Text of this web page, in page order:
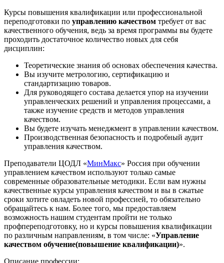
Курсы повышения квалификации или профессиональной
переподготовки по управлению качеством требует от вас
качественного обучения, ведь за время программы вы будете
проходить достаточное количество новых для себя
дисциплин:
Теоретические знания об основах обеспечения качества.
Вы изучите метрологию, сертификацию и
стандартизацию товаров.
Для руководящего состава делается упор на изучении
управленческих решений и управления процессами, а
также изучение средств и методов управления
качеством.
Вы будете изучать менеджмент в управлении качеством.
Производственная безопасность и подробный аудит
управления качеством.
Преподаватели ЦОДЛ «МинМакс» Россия при обучении
управлением качеством используют только самые
современные образовательные методики. Если вам нужны
качественные курсы управления качеством и вы в сжатые
сроки хотите овладеть новой профессией, то обязательно
обращайтесь к нам. Более того, мы предоставляем
возможность нашим студентам пройти не только
профпереподготовку, но и курсы повышения квалификации
по различным направлениям, в том числе: «Управление
качеством обучение(повышение квалификации)».
Описание профессии: